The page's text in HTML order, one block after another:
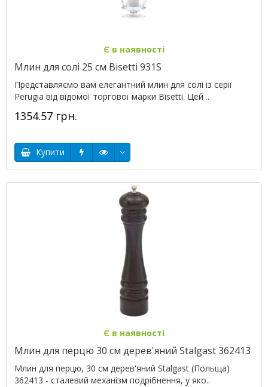
Є в наявності
Млин для солі 25 см Bisetti 931S
Представляємо вам елегантний млин для солі із серії
Perugia від відомої торгової марки Bisetti. Цей ..
1354.57 грн.
Купити
Є в наявності
Млин для перцю 30 см дерев'яний Stalgast 362413
Млин для перцю, 30 см дерев'яний Stalgast (Польща)
362413 - сталевий механізм подрібнення, у яко..